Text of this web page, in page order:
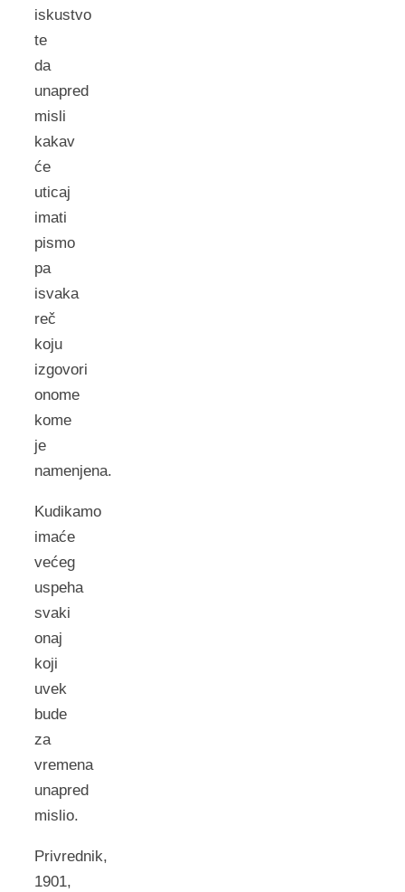
iskustvo
te
da
unapred
misli
kakav
će
uticaj
imati
pismo
pa
isvaka
reč
koju
izgovori
onome
kome
je
namenjena.
Kudikamo
imaće
većeg
uspeha
svaki
onaj
koji
uvek
bude
za
vremena
unapred
mislio.
Privrednik,
1901,